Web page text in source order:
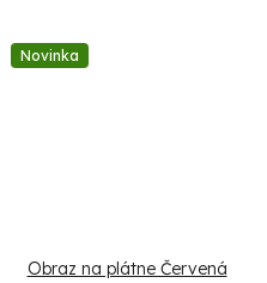
Novinka
Obraz na plátne Červená